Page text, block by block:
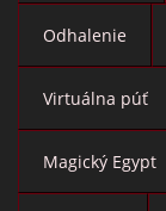
Odhalenie
Virtuálna púť
Magický Egypt